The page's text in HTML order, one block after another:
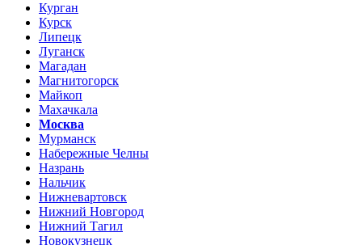
Курган
Курск
Липецк
Луганск
Магадан
Магнитогорск
Майкоп
Махачкала
Москва
Мурманск
Набережные Челны
Назрань
Нальчик
Нижневартовск
Нижний Новгород
Нижний Тагил
Новокузнецк